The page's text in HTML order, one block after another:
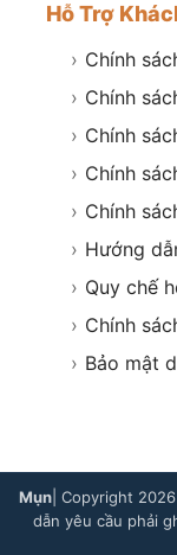
Hỗ Trợ
› Chính
› Chính
› Chính
› Chính
› Chính
› Hướng
› Quy chế
› Chính
› Bảo mật
Mụn | Copyright
dẫn yêu cầu phải